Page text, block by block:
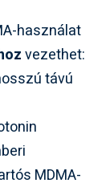
használat
vezethet:
távú
MDMA-